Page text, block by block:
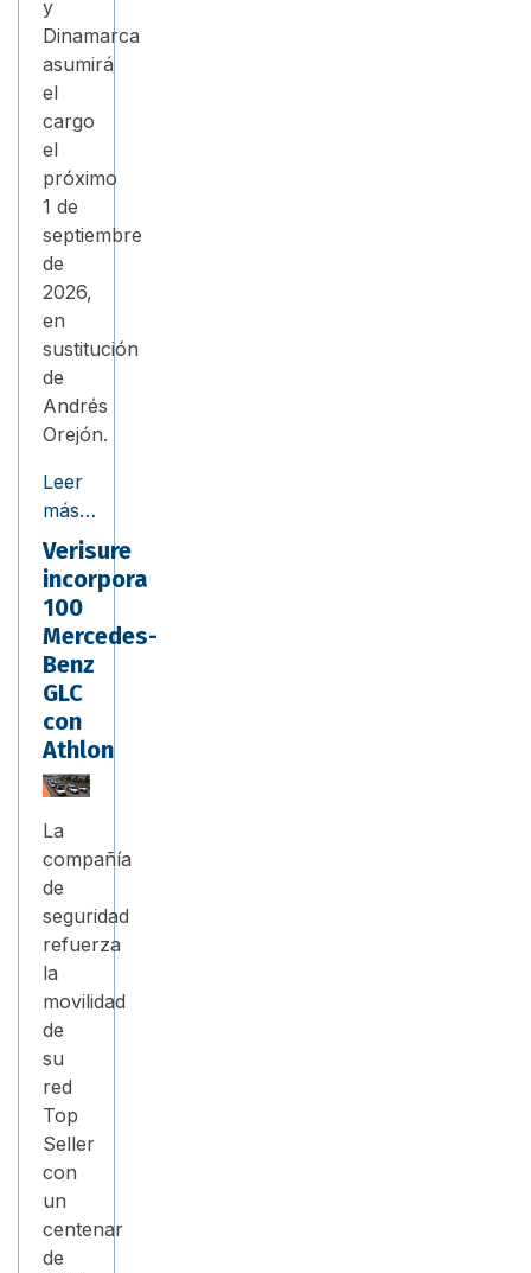
y
Dinamarca
asumirá
el
cargo
el
próximo
1 de
septiembre
de
2026,
en
sustitución
de
Andrés
Orejón.
Leer
más…
Verisure
incorpora
100
Mercedes-
Benz
GLC
con
Athlon
La
compañía
de
seguridad
refuerza
la
movilidad
de
su
red
Top
Seller
con
un
centenar
de